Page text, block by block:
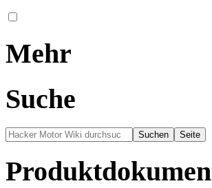
Mehr
Suche